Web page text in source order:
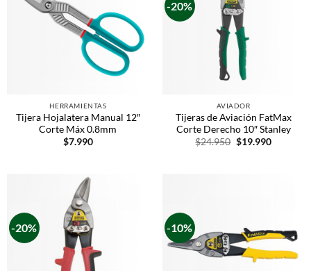
HERRAMIENTAS
Tijera Hojalatera Manual 12″
Corte Máx 0.8mm
$7.990
-20%
AVIADOR
Tijeras de Aviación FatMax
Corte Derecho 10″ Stanley
$24.950 $19.990
-20% -10%